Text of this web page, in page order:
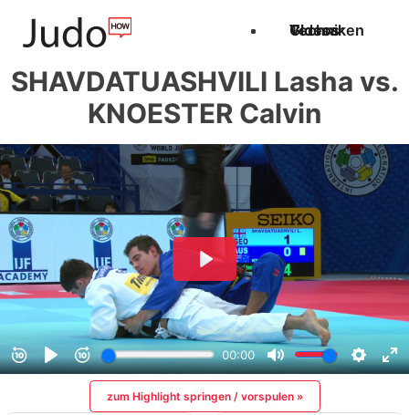
Techniken
Videos
Glossar
SHAVDATUASHVILI Lasha vs.
KNOESTER Calvin
zum Highlight springen / vorspulen »